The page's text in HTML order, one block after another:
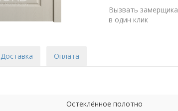
Вызвать замерщика
в один клик
Доставка Оплата
Остеклённое полотно